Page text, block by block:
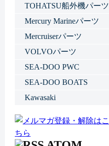
TOHATSU船外機パーツ
Mercury Marineパーツ
Mercruiserパーツ
VOLVOパーツ
SEA-DOO PWC
SEA-DOO BOATS
Kawasaki